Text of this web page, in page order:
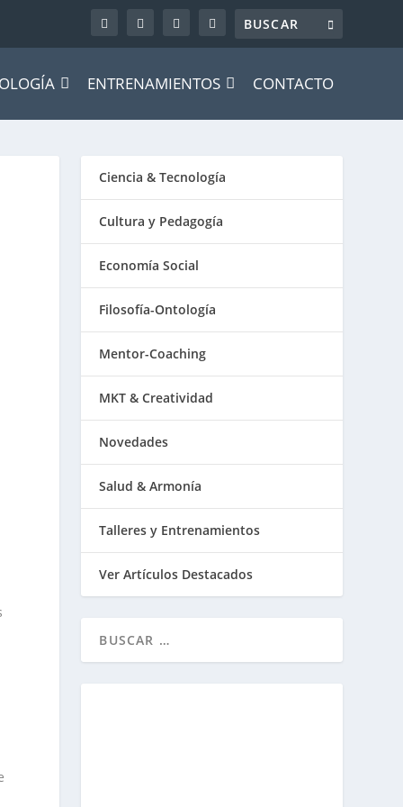
ENTRENAMIENTOS CONTACTO
Ciencia & Tecnología
Cultura y Pedagogía
Economía Social
Filosofía-Ontología
Mentor-Coaching
MKT & Creatividad
Novedades
Salud & Armonía
Talleres y Entrenamientos
Ver Artículos Destacados